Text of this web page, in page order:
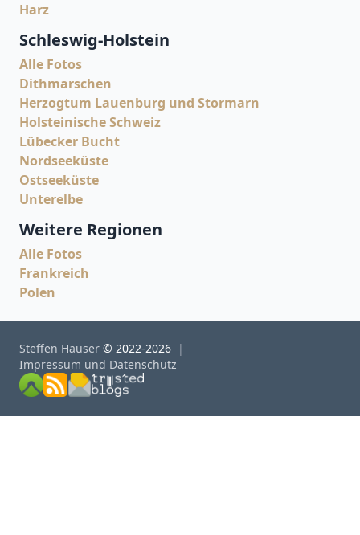
Harz
Schleswig-Holstein
Alle Fotos
Dithmarschen
Herzogtum Lauenburg und Stormarn
Holsteinische Schweiz
Lübecker Bucht
Nordseeküste
Ostseeküste
Unterelbe
Weitere Regionen
Alle Fotos
Frankreich
Polen
Steffen Hauser © 2022-2026
Impressum und Datenschutz